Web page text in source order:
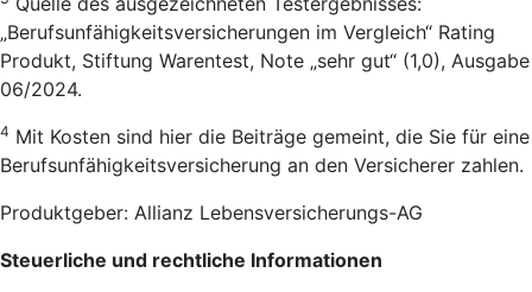
„Berufsunfähigkeitsversicherungen im Vergleich“ Rating
Produkt, Stiftung Warentest, Note „sehr gut“ (1,0), Ausgabe
06/2024.
4 Mit Kosten sind hier die Beiträge gemeint, die Sie für eine
Berufsunfähigkeitsversicherung an den Versicherer zahlen.
Produktgeber: Allianz Lebensversicherungs-AG
Steuerliche und rechtliche Informationen